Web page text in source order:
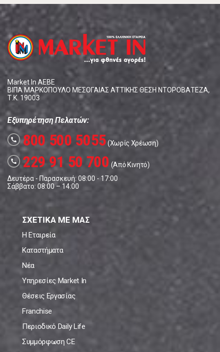
Market In ΑΕΒΕ
ΒΙΠΑ ΜΑΡΚΟΠΟΥΛΟ ΜΕΣΟΓΑΙΑΣ ΑΤΤΙΚΗΣ ΘΕΣΗ ΝΤΟΡΟΒΑΤΕΖΑ,
Τ.Κ. 19003
Εξυπηρέτηση Πελατών:
call 800 500 5055(Χωρίς Χρέωση)
call 229 91 50 700 (Από Κινητό)
Δευτέρα - Παρασκευή: 08:00 - 17:00
Σάββατο: 08:00 – 14:00
ΣΧΕΤΙΚΑ ΜΕ ΜΑΣ
Η Εταιρεία
Καταστήματα
Νέα
Υπηρεσίες Market In
Θέσεις Εργασίας
Franchise
Περιοδικό Daily Life
Συμμόρφωση CE